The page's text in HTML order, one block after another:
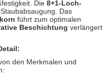
Die 8+1-Loch-
Das
führt zum optimalen
Beschichtung verlängert
den Merkmalen und